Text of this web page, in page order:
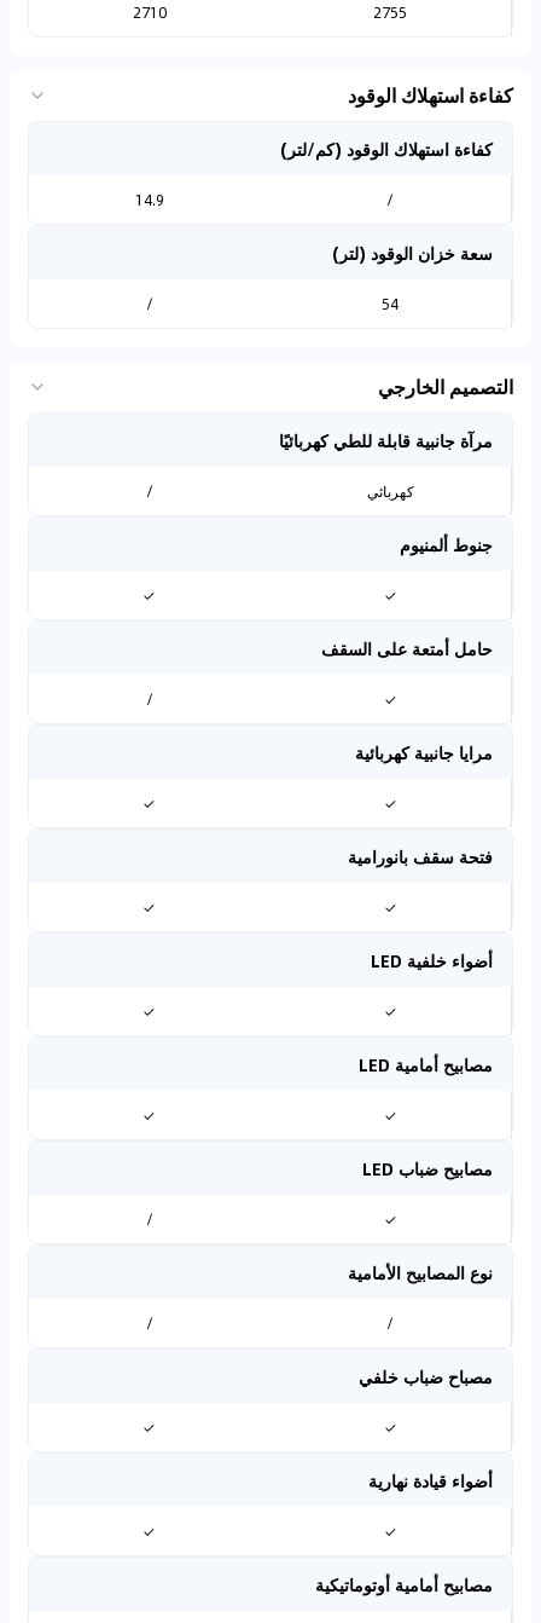
2755
2710
كفاءة استهلاك الوقود
كفاءة استهلاك الوقود (كم/لتر)
/
14.9
سعة خزان الوقود (لتر)
54
/
التصميم الخارجي
مرآة جانبية قابلة للطي كهربائيًا
كهربائي /
جنوط ألمنيوم
✓
✓
حامل أمتعة على السقف
✓
/
مرايا جانبية كهربائية
✓
✓
فتحة سقف بانورامية
✓
✓
أضواء خلفية LED
✓
✓
مصابيح أمامية LED
✓
✓
مصابيح ضباب LED
✓
/
نوع المصابيح الأمامية
/
/
مصباح ضباب خلفي
✓
✓
أضواء قيادة نهارية
✓
✓
مصابيح أمامية أوتوماتيكية